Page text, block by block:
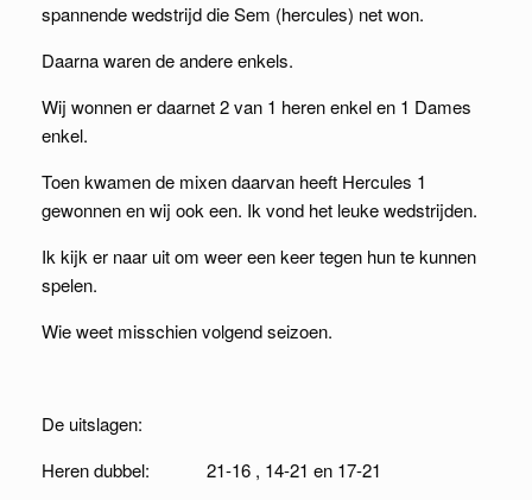
spannende wedstrijd die Sem (hercules) net won.
Daarna waren de andere enkels.
Wij wonnen er daarnet 2 van 1 heren enkel en 1 Dames
enkel.
Toen kwamen de mixen daarvan heeft Hercules 1
gewonnen en wij ook een. Ik vond het leuke wedstrijden.
Ik kijk er naar uit om weer een keer tegen hun te kunnen
spelen.
Wie weet misschien volgend seizoen.
De uitslagen:
Heren dubbel: 21-16 , 14-21 en 17-21